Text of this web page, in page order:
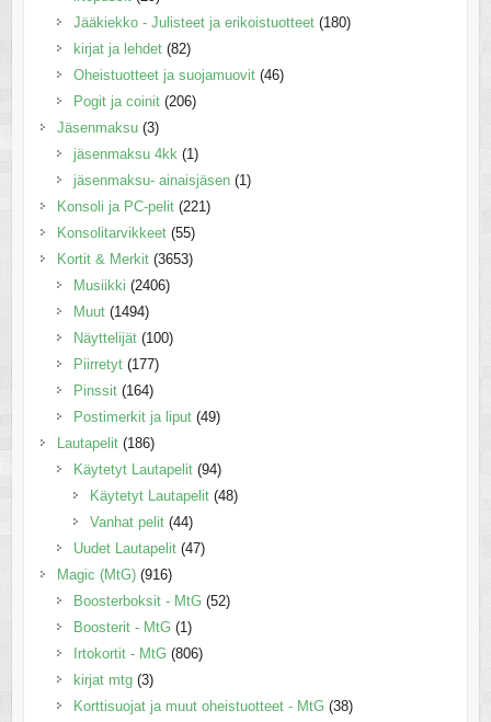
Jääkiekko - Julisteet ja erikoistuotteet (180)
kirjat ja lehdet (82)
Oheistuotteet ja suojamuovit (46)
Pogit ja coinit (206)
Jäsenmaksu (3)
jäsenmaksu 4kk (1)
jäsenmaksu- ainaisjäsen (1)
Konsoli ja PC-pelit (221)
Konsolitarvikkeet (55)
Kortit & Merkit (3653)
Musiikki (2406)
Muut (1494)
Näyttelijät (100)
Piirretyt (177)
Pinssit (164)
Postimerkit ja liput (49)
Lautapelit (186)
Käytetyt Lautapelit (94)
Käytetyt Lautapelit (48)
Vanhat pelit (44)
Uudet Lautapelit (47)
Magic (MtG) (916)
Boosterboksit - MtG (52)
Boosterit - MtG (1)
Irtokortit - MtG (806)
kirjat mtg (3)
Korttisuojat ja muut oheistuotteet - MtG (38)